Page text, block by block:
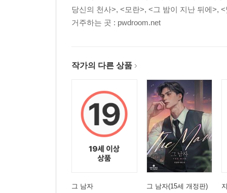
당신의 천사>, <모란>, <그 밤이 지난 뒤에>,
거주하는 곳 : pwdroom.net
작가의 다른 상품
그 남자 그 남자(15세 개정판)